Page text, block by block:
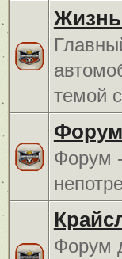
Жизнь
темой
Форум
Форум